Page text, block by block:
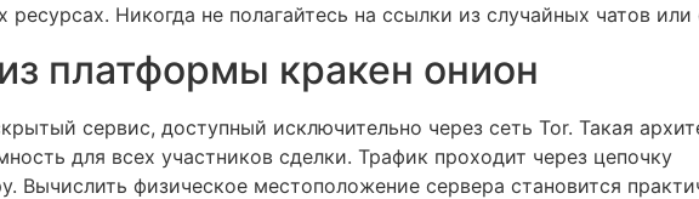
ресурсах. Никогда не полагайтесь на ссылки из случайных чатов
платформы кракен онион
сервис, доступный исключительно через сеть Tor. Такая
для всех участников сделки. Трафик проходит через цепочку
Вычислить физическое местоположение сервера становится